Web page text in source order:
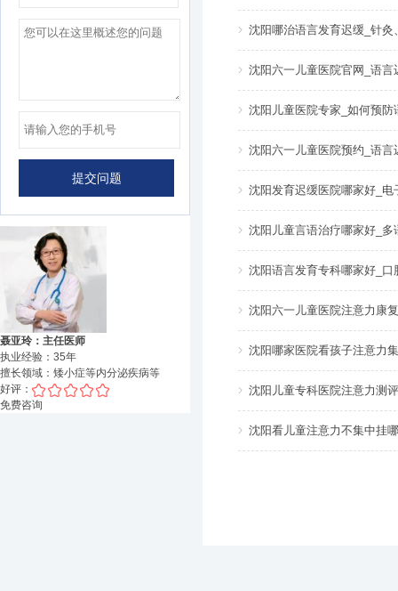
聂亚玲：主任医师
执业经验： 35年
擅长领域： 矮小症等内分泌疾病等
好评：
免费咨询
沈阳哪治语言发育迟缓_针
沈阳六一儿童医院官网_语
沈阳儿童医院专家_如何预
沈阳六一儿童医院预约_语
沈阳发育迟缓医院哪家好_
沈阳儿童言语治疗哪家好_
沈阳语言发育专科哪家好_
沈阳六一儿童医院注意力康
沈阳哪家医院看孩子注意力
沈阳儿童专科医院注意力测
沈阳看儿童注意力不集中挂